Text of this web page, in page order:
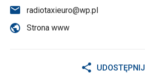
radiotaxieuro@wp.pl
Strona www
UDOSTĘPNIJ